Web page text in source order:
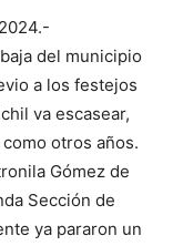
del municipio
a los festejos
va escasear,
otros años.
Gómez de
Sección de
ya pararon un